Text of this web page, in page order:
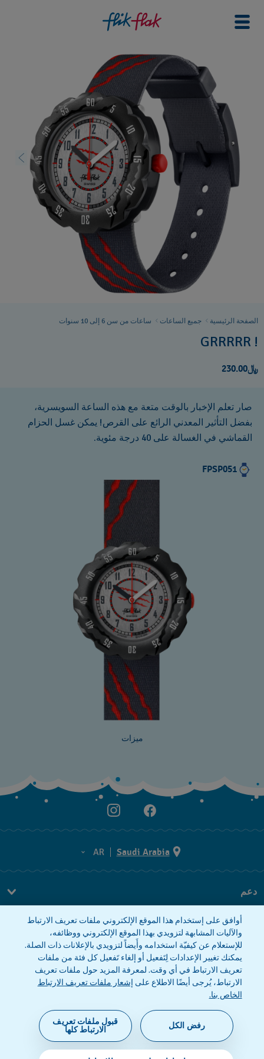
الصفحة الرئيسية جميع الساعات ساعات من سن 6 إلى 10 سنوات
GRRRRR !
﷼230.00
صار تعلم الإخبار بالوقت متعة مع هذه الساعة السويسرية،
بفضل التأثير المعدني الرائع على القرص! يمكن غسل الحزام
القماشي في الغسالة على 40 درجة مئوية.
FPSP051
ميزات
Saudi Arabia
AR
AR
دعم
معلومات الشركة
صحافة
وظائف
إشعار الخصوصية
©2026 فليك فلاك، أحد أقسام سواتش (شركة محدودة
أوافق على إستخدام هذا الموقع الإلكتروني ملفات تعريف الارتباط
والآليات المشابهة لتزويدي بهذا الموقع الإلكتروني ووظائفه،
للإستعلام عن كيفيّة استخدامه وأَيضاً لتزويدي بالإعلانات ذات الصلة.
يمكنك تغيير الإعدادات لِتَفعيل أو إلغاء تَفعيل كل فئة من ملفات
تعريف الارتباط في أي وقت. لمعرفة المزيد حول ملفات تعريف
الارتباط، يُرجى أيضًا الاطلاع على إشعار ملفات تعريف الارتباط
الخاص بنا.
رفض الكل
قبول ملفات تعريف
الارتباط كلها